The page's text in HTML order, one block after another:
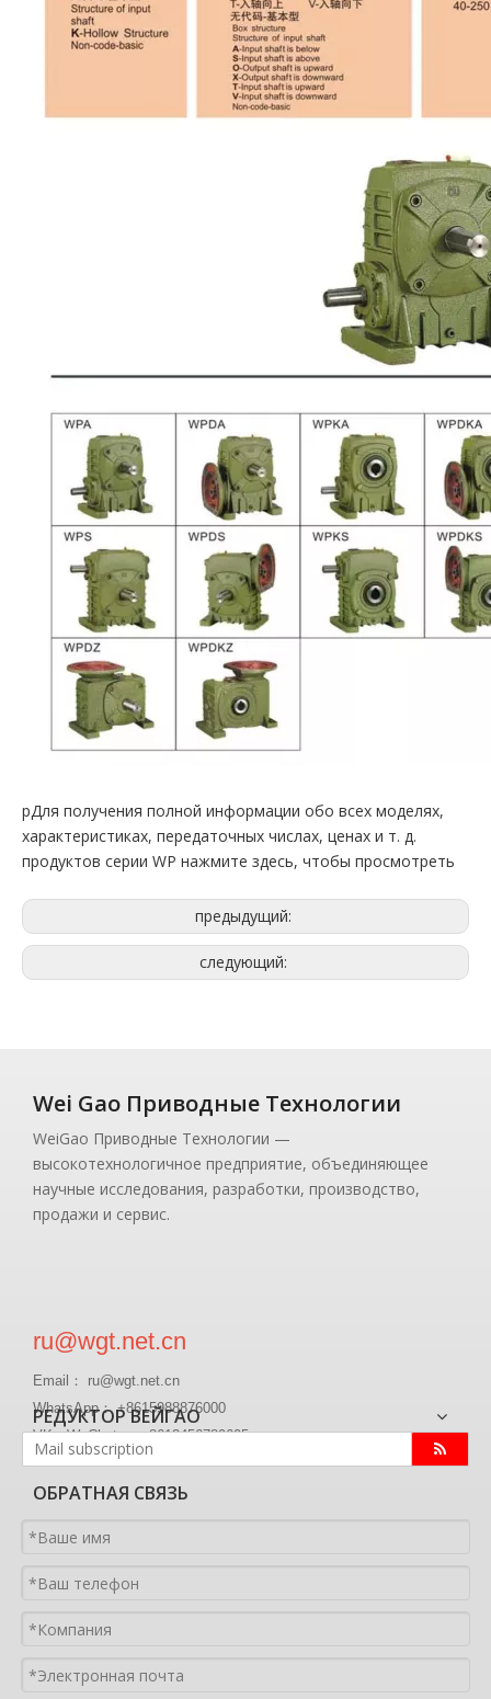
pДля получения полной информации обо всех моделях,
характеристиках, передаточных числах, ценах и т. д.
продуктов серии WP нажмите здесь, чтобы просмотреть
предыдущий:
следующий:
Wei Gao Приводные Технологии
WeiGao Приводные Технологии —
высокотехнологичное предприятие, объединяющее
научные исследования, разработки, производство,
продажи и сервис.
ru@wgt.net.cn
Email： ru@wgt.net.cn
WhatsApp： +8615988876000
VK、WeChat ： +8613456789605
РЕДУКТОР ВЕЙГАО
ОБРАТНАЯ СВЯЗЬ